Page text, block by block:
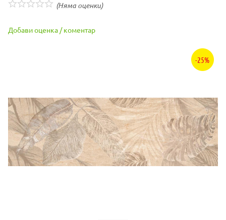
(Няма оценки)
Добави оценка / коментар
-25%